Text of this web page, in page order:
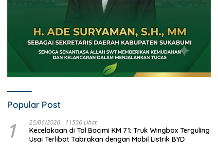
Popular Post
1 25/06/2026 11506 Lihat
Kecelakaan di Tol Bocimi KM 71: Truk Wingbox Terguling
Usai Terlibat Tabrakan dengan Mobil Listrik BYD